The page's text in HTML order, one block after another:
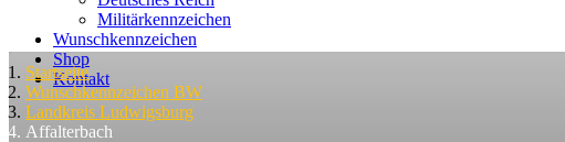
Militärkennzeichen
Wunschkennzeichen
Shop
Kontakt
Startseite
Wunschkennzeichen BW
Landkreis Ludwigsburg
Affalterbach